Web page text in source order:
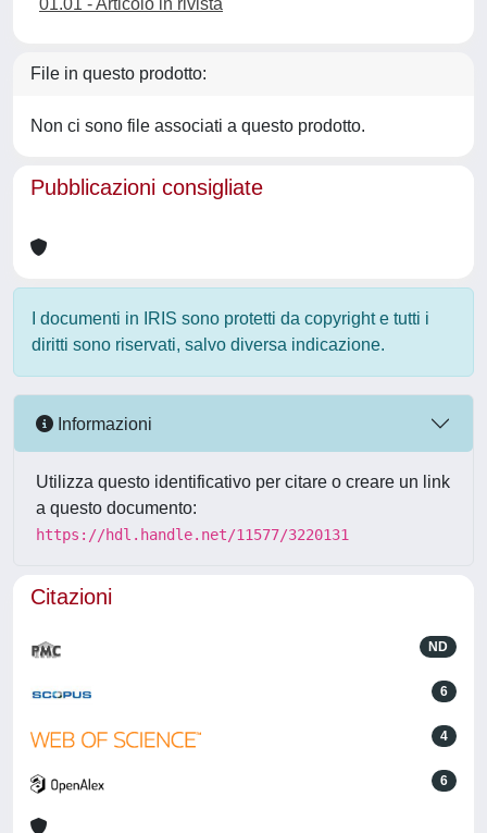
01.01 - Articolo in rivista
File in questo prodotto:
Non ci sono file associati a questo prodotto.
Pubblicazioni consigliate
I documenti in IRIS sono protetti da copyright e tutti i
diritti sono riservati, salvo diversa indicazione.
Informazioni
Utilizza questo identificativo per citare o creare un link
a questo documento:
https://hdl.handle.net/11577/3220131
Citazioni
ND
6
4
6